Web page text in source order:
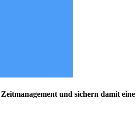
und sichern damit eine